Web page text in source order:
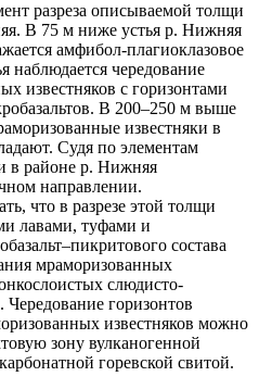
разреза описываемой толщи
В 75 м ниже устья р. Нижняя
амфибол-плагиоклазовое
наблюдается чередование
известняков с горизонтами
В 200–250 м выше
известняки в
Судя по элементам
в районе р. Нижняя
направлении.
что в разрезе этой толщи
лавами, туфами и
состава
мраморизованных
слюдисто-
горизонтов
известняков можно
зону вулканогенной
горевской свитой.